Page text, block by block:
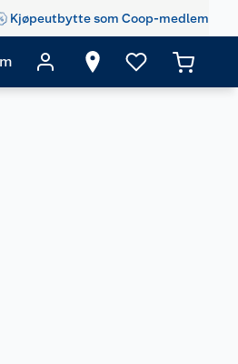
Kjøpeutbytte som Coop-medlem